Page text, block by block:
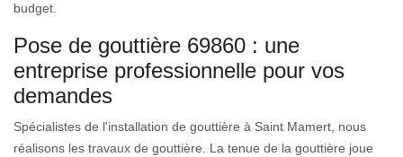
budget.
Pose de gouttière 69860 : une
entreprise professionnelle pour vos
demandes
Spécialistes de l'installation de gouttière à Saint Mamert, nous
réalisons les travaux de gouttière. La tenue de la gouttière joue